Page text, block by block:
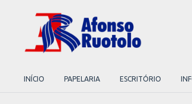
INÍCIO PAPELARIA ESCRITÓRIO